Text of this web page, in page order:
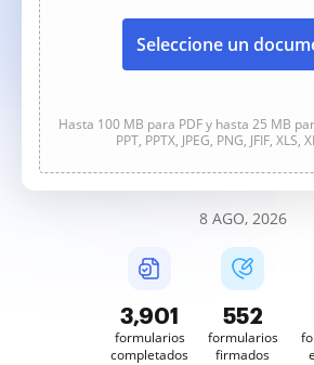
Seleccione un
Hasta 100 MB para PDF y hasta 25 MB
PPT, PPTX, JPEG, PNG, JFIF, XLS,
8 AGO, 2026
3,901
formularios
completados
552
formularios
firmados